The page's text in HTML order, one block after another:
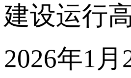
建设运行
2026年1